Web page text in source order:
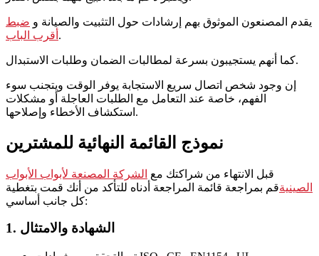
يقدم المصنعون الموثوق بهم إرشادات حول التثبيت والصيانة و ضبط
أقرب الباب .
كما أنهم يستجيبون بسرعة لمطالبات الضمان وطلبات الاستبدال.
إن وجود شخص اتصال سريع الاستجابة يوفر الوقت ويتجنب سوء
الفهم، خاصة عند التعامل مع الطلبات العاجلة أو مشكلات
استكشاف الأخطاء وإصلاحها.
نموذج القائمة النهائية للمشترين
قبل الانتهاء من شراكتك مع الشركة المصنعة لأبواب الأبواب
الصينيةقم بمراجعة قائمة المراجعة أدناه للتأكد من أنك قمت بتغطية
كل جانب أساسي:
1. الشهادة والامتثال